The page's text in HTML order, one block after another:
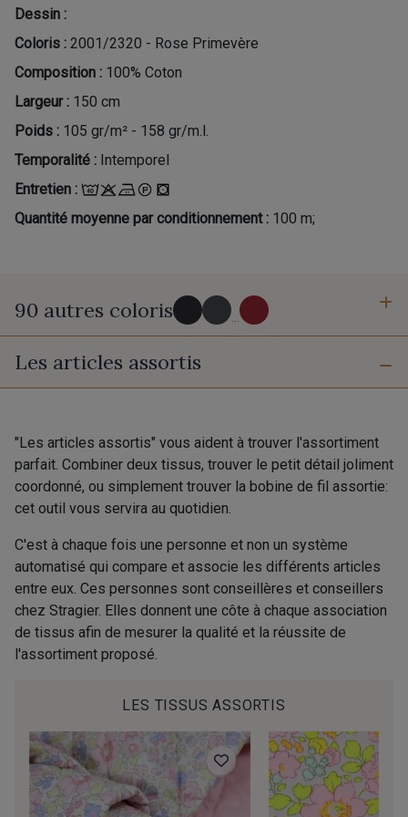
Dessin :
Coloris : 2001/2320 - Rose Primevère
Composition : 100% Coton
Largeur : 150 cm
Poids : 105 gr/m² - 158 gr/m.l.
Temporalité : Intemporel
Entretien :
Quantité moyenne par conditionnement : 100 m;
90 autres coloris ...
2998/2998 - Noir
2001/2960 - Gris perle 2974/2902 - Gris mouette
2974/2942 - Gris Moyen 2974/92809 - Taupe clair
2001/2001 - Blanc 2001/2003 - Natural
2974/2345 - Gris rose 2998/2942 - Anthracite
2998/2867 - Café 2230/2023 - Mandarine
Les articles assortis
"Les articles assortis" vous aident à trouver l'assortiment
parfait. Combiner deux tissus, trouver le petit détail joliment
coordonné, ou simplement trouver la bobine de fil assortie:
cet outil vous servira au quotidien.
C'est à chaque fois une personne et non un système
automatisé qui compare et associe les différents articles
entre eux. Ces personnes sont conseillères et conseillers
chez Stragier. Elles donnent une côte à chaque association
de tissus afin de mesurer la qualité et la réussite de
l'assortiment proposé.
LES TISSUS ASSORTIS